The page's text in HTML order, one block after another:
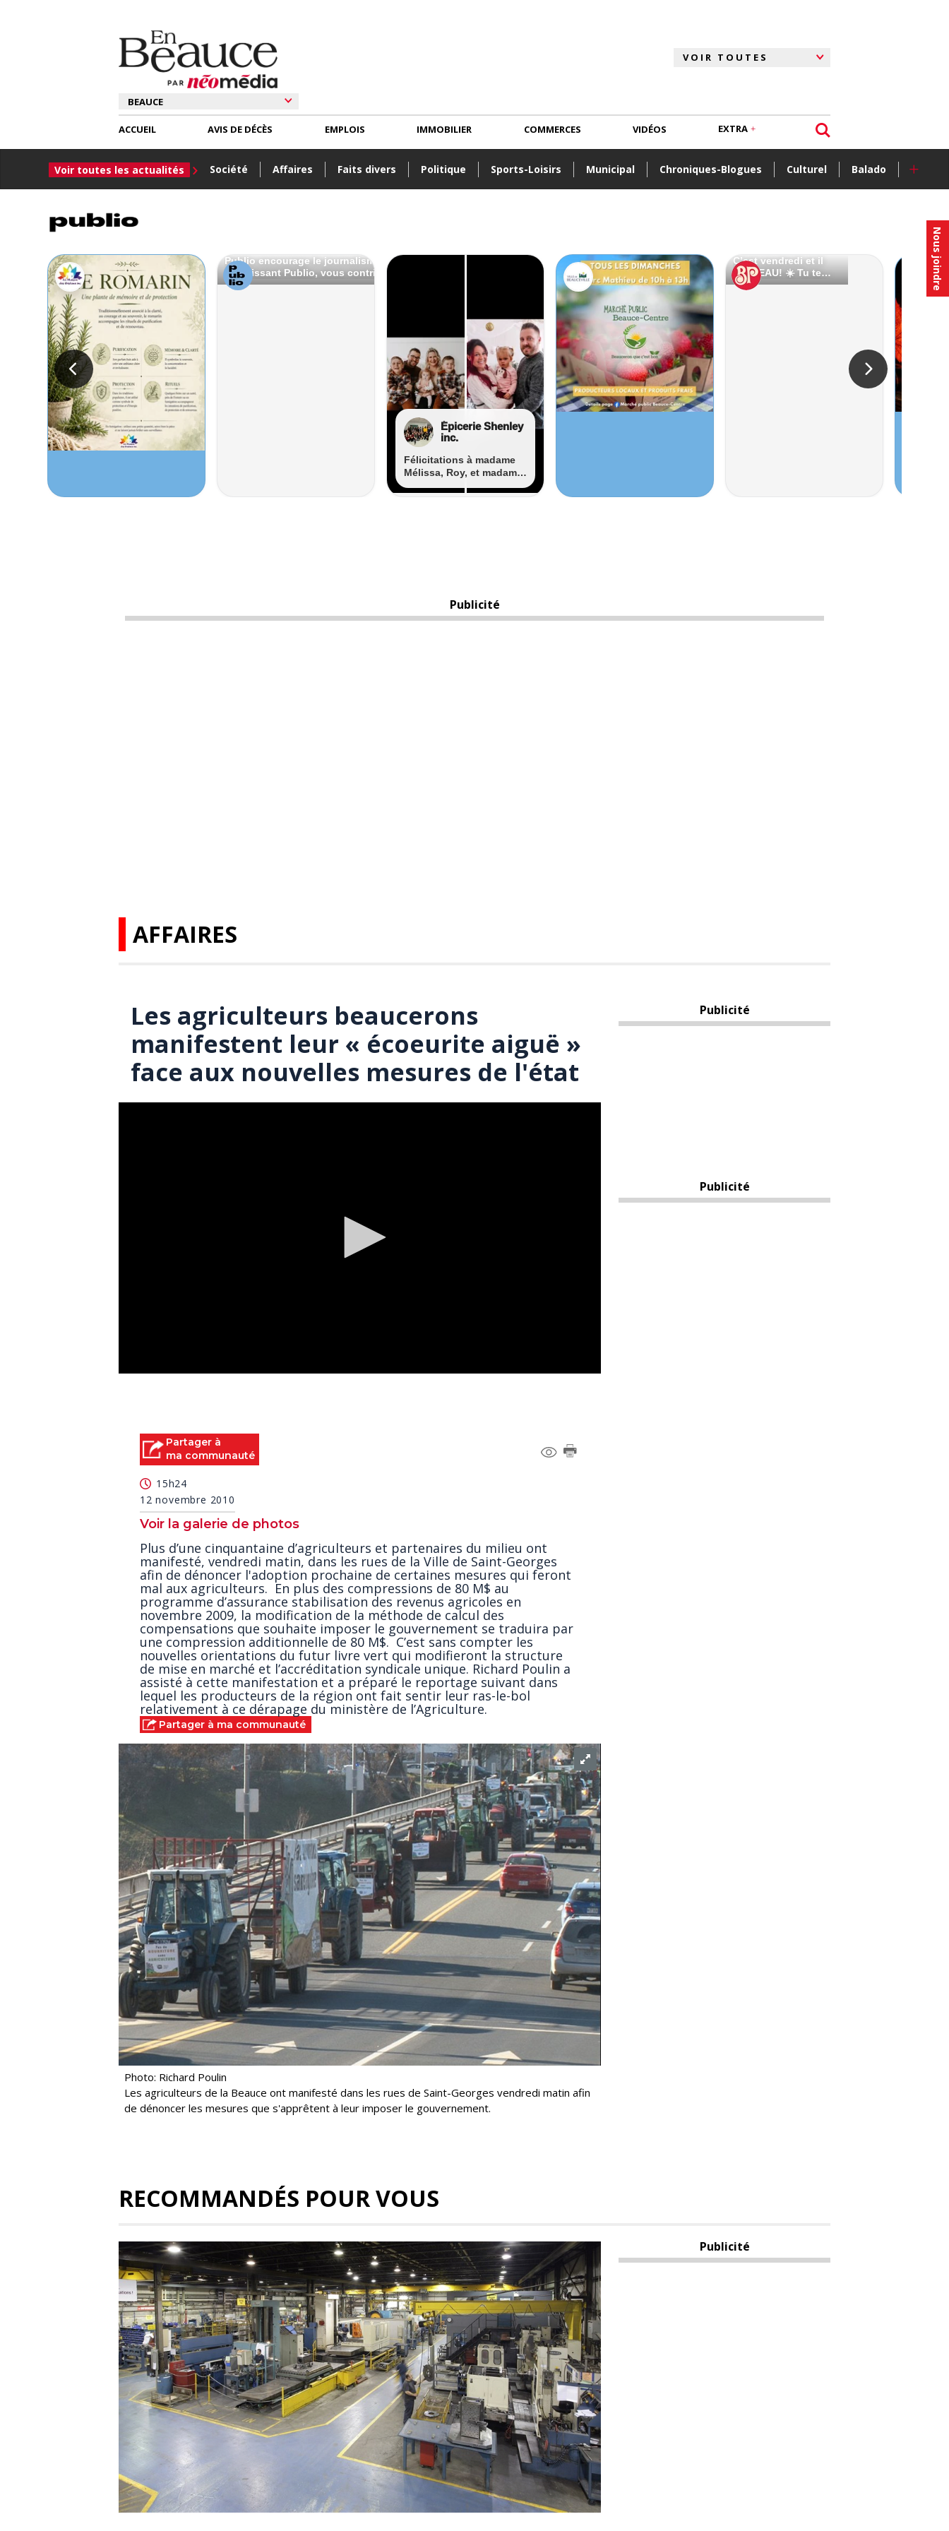
Nous joindre
ACCUEIL
Voir toutes les actualités Société Affaires Faits divers Politique Sports-Loisirs Municipal Chroniques-Blogues Culturel Balado +
AVIS DE DÉCÈS EMPLOIS IMMOBILIER COMMERCES VIDÉOS EXTRA
Publicité
AFFAIRES
Les agriculteurs beaucerons
manifestent leur « écoeurite aiguë »
face aux nouvelles mesures de l'état
90%
Partager à
ma communauté
15h24
12 novembre 2010
Voir la galerie de photos
Plus d’une cinquantaine d’agriculteurs et partenaires du milieu ont
manifesté, vendredi matin, dans les rues de la Ville de Saint-Georges
afin de dénoncer l'adoption prochaine de certaines mesures qui feront
mal aux agriculteurs. En plus des compressions de 80 M$ au
programme d’assurance stabilisation des revenus agricoles en
novembre 2009, la modification de la méthode de calcul des
compensations que souhaite imposer le gouvernement se traduira par
une compression additionnelle de 80 M$. C’est sans compter les
nouvelles orientations du futur livre vert qui modifieront la structure
de mise en marché et l’accréditation syndicale unique. Richard Poulin a
assisté à cette manifestation et a préparé le reportage suivant dans
lequel les producteurs de la région ont fait sentir leur ras-le-bol
relativement à ce dérapage du ministère de l’Agriculture.
Partager à ma communauté
Photo: Richard Poulin
Les agriculteurs de la Beauce ont manifesté dans les rues de Saint-Georges vendredi matin afin
de dénoncer les mesures que s'apprêtent à leur imposer le gouvernement.
Publicité
Publicité
RECOMMANDÉS POUR VOUS
Publicité